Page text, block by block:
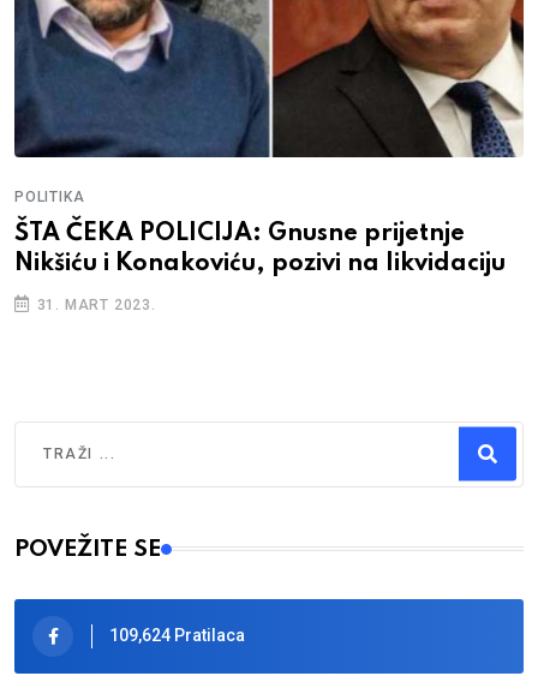
POLITIKA
ŠTA ČEKA POLICIJA: Gnusne prijetnje
Nikšiću i Konakoviću, pozivi na likvidaciju
31. MART 2023.
Type 2 or more characters for results.
POVEŽITE SE
109,624 Pratilaca